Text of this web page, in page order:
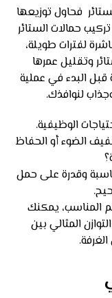
فحاول توزيعها
حمالات الستائر
لفترات طويلة،
وتقليل عمرها
قبل البدء في عملية
لنوافذك.
الوظيفية.
الضوء أو الحفاظ
وقدرة على حمل
المناسب، يمكنك
المثالي بين